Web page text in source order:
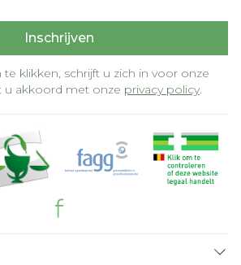
Inschrijven
klikken, schrijft u zich in voor onze
u akkoord met onze privacy policy.